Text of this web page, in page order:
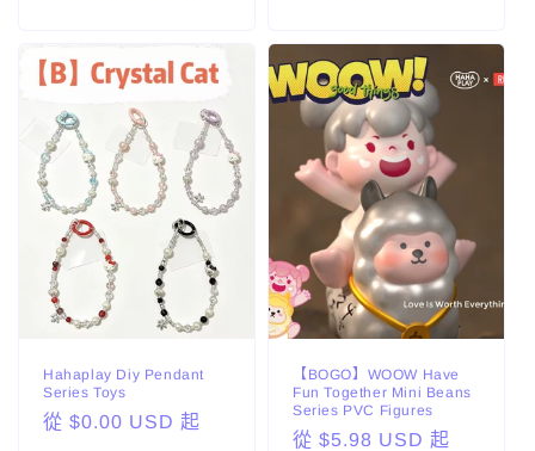
Hahaplay Diy Pendant
Series Toys
定
從 $0.00 USD 起
【BOGO】WOOW Have
Fun Together Mini Beans
Series PVC Figures
定
從 $5.98 USD 起